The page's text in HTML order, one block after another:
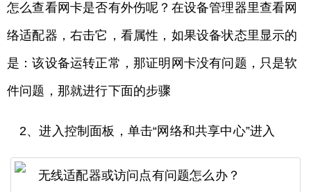
怎么查看网卡是否有外伤呢？在设备管理器里查看网
络适配器，右击它，看属性，如果设备状态里显示的
是：该设备运转正常，那证明网卡没有问题，只是软
件问题，那就进行下面的步骤
2、进入控制面板，单击“网络和共享中心”进入